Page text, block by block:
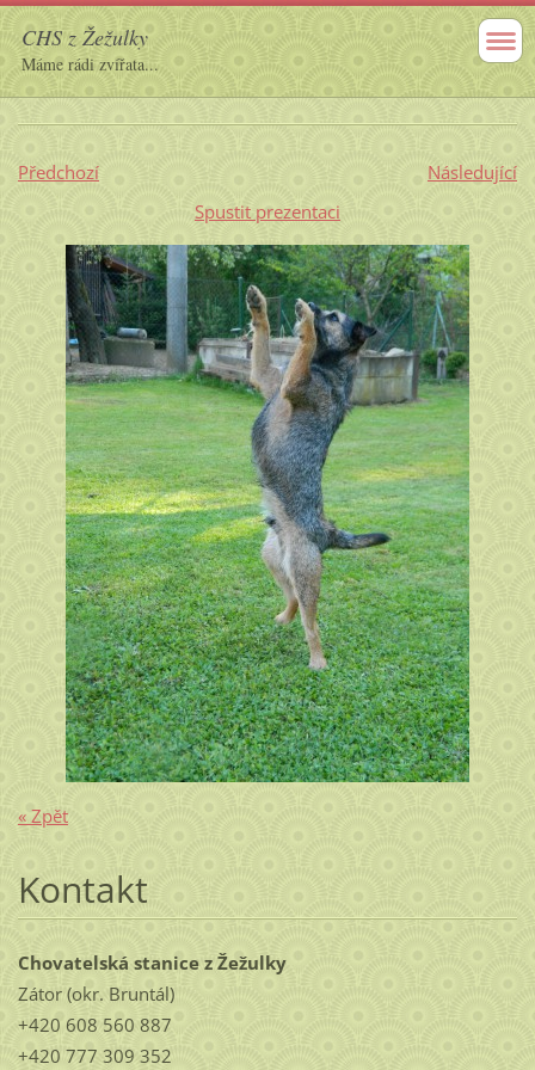
CHS z Žežulky
Máme rádi zvířata...
Předchozí
Následující
Spustit prezentaci
« Zpět
Kontakt
Chovatelská stanice z Žežulky
Zátor (okr. Bruntál)
+420 608 560 887
+420 777 309 352